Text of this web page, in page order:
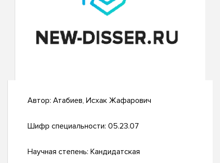
Автор: Атабиев, Исхак Жафарович
Шифр специальности: 05.23.07
Научная степень: Кандидатская